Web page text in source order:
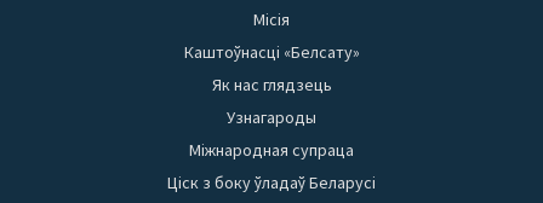
Місія
Каштоўнасці «Белсату»
Як нас глядзець
Узнагароды
Міжнародная супраца
Ціск з боку ўладаў Беларусі